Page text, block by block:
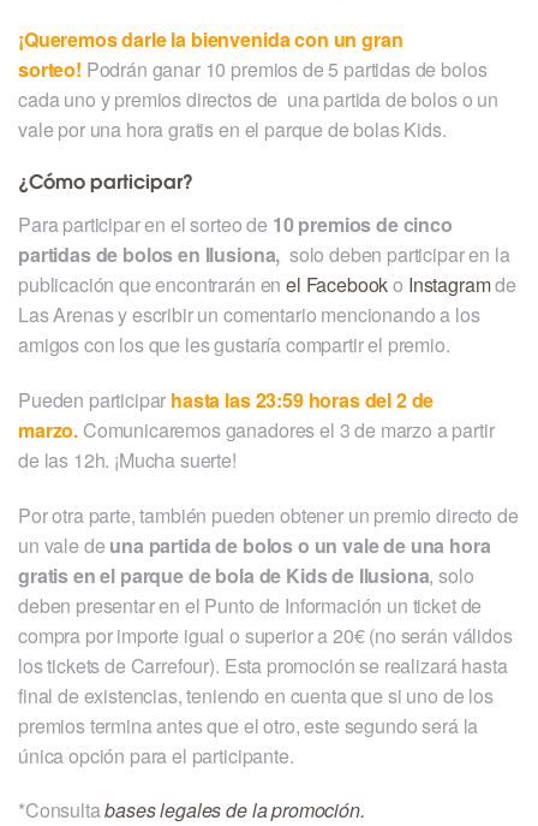
¡Queremos darle la bienvenida con un gran
sorteo! Podrán ganar 10 premios de 5 partidas de bolos
cada uno y premios directos de una partida de bolos o un
vale por una hora gratis en el parque de bolas Kids.
¿Cómo participar?
Para participar en el sorteo de 10 premios de cinco
partidas de bolos en Ilusiona, solo deben participar en la
publicación que encontrarán enel Facebooko Instagramde
Las Arenas y escribir un comentario mencionando a los
amigos con los que les gustaría compartir el premio.
Pueden participar hasta las 23:59 horas del 2 de
marzo. Comunicaremos ganadores el 3 de marzo a partir
de las 12h. ¡Mucha suerte!
Por otra parte, también pueden obtener un premio directo de
un vale de una partida de bolos o un vale de una hora
gratis en el parque de bola de Kids de Ilusiona, solo
deben presentar en el Punto de Información un ticket de
compra por importe igual o superior a 20€ (no serán válidos
los tickets de Carrefour). Esta promoción se realizará hasta
final de existencias, teniendo en cuenta que si uno de los
premios termina antes que el otro, este segundo será la
única opción para el participante.
*Consultabases legales de la promoción.